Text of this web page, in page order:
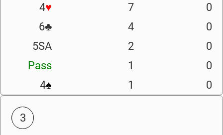
4♥ 7
0
6♣ 4
0
5SA
2
0
Pass
1
0
4♠ 1 0
3